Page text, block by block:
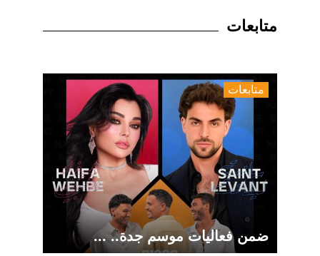
متابعات
متابعات
ضمن فعاليات موسم جدة.. ...